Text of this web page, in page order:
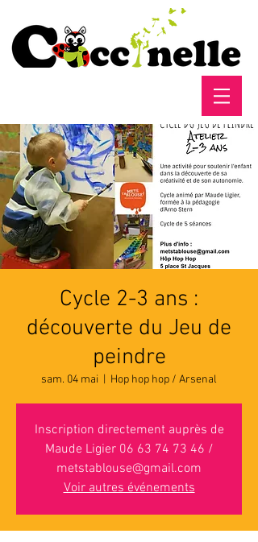
Cycle 2-3 ans :
découverte du Jeu de
peindre
sam. 04 mai Hop hop hop / Arsenal
Inscription directement auprès de
Maude Ligier 06 63 74 73 46 /
metstablouse@gmail.com
Voir autres événements